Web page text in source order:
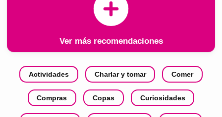
Ver más recomendaciones
Actividades Charlar y tomar Comer
Compras Copas Curiosidades